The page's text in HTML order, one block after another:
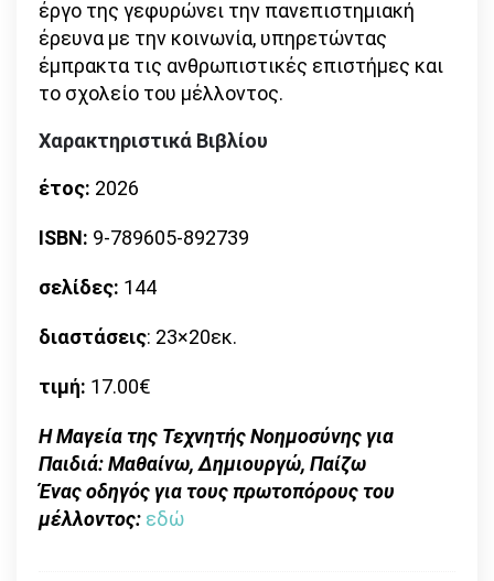
έργο της γεφυρώνει την πανεπιστημιακή
έρευνα με την κοινωνία, υπηρετώντας
έμπρακτα τις ανθρωπιστικές επιστήμες και
το σχολείο του μέλλοντος.
Χαρακτηριστικά Βιβλίου
έτος: 2026
ISBN: 9-789605-892739
σελίδες: 144
διαστάσεις: 23×20εκ.
τιμή: 17.00€
Η Μαγεία της Τεχνητής Νοημοσύνης για
Παιδιά: Μαθαίνω, Δημιουργώ, Παίζω
Ένας οδηγός για τους πρωτοπόρους του
μέλλοντος: εδώ